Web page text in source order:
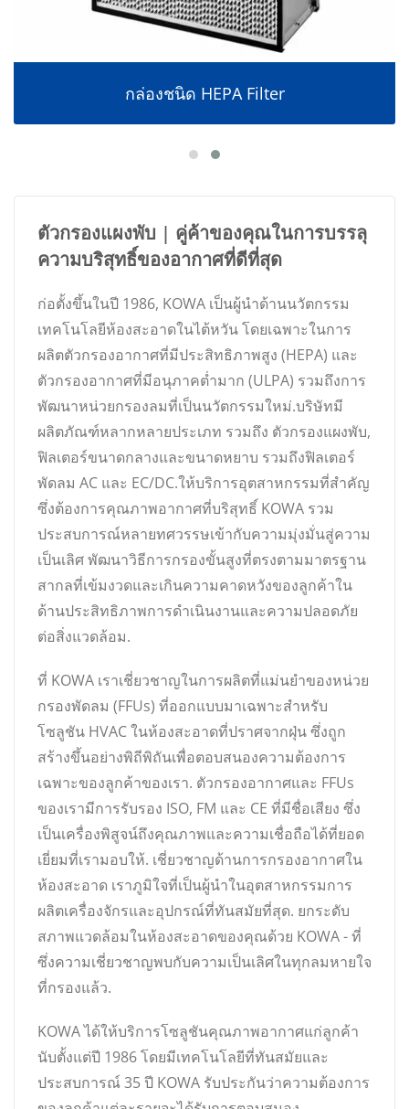
กล่องชนิด HEPA Filter
ตัวกรองแผงพับ | คู่ค้าของคุณในการบรรลุ
ความบริสุทธิ์ของอากาศที่ดีที่สุด
ก่อตั้งขึ้นในปี 1986, KOWA เป็นผู้นำด้านนวัตกรรม
เทคโนโลยีห้องสะอาดในไต้หวัน โดยเฉพาะในการ
ผลิตตัวกรองอากาศที่มีประสิทธิภาพสูง (HEPA) และ
ตัวกรองอากาศที่มีอนุภาคต่ำมาก (ULPA) รวมถึงการ
พัฒนาหน่วยกรองลมที่เป็นนวัตกรรมใหม่.บริษัทมี
ผลิตภัณฑ์หลากหลายประเภท รวมถึง ตัวกรองแผงพับ,
ฟิลเตอร์ขนาดกลางและขนาดหยาบ รวมถึงฟิลเตอร์
พัดลม AC และ EC/DC.ให้บริการอุตสาหกรรมที่สำคัญ
ซึ่งต้องการคุณภาพอากาศที่บริสุทธิ์ KOWA รวม
ประสบการณ์หลายทศวรรษเข้ากับความมุ่งมั่นสู่ความ
เป็นเลิศ พัฒนาวิธีการกรองขั้นสูงที่ตรงตามมาตรฐาน
สากลที่เข้มงวดและเกินความคาดหวังของลูกค้าใน
ด้านประสิทธิภาพการดำเนินงานและความปลอดภัย
ต่อสิ่งแวดล้อม.
ที่ KOWA เราเชี่ยวชาญในการผลิตที่แม่นยำของหน่วย
กรองพัดลม (FFUs) ที่ออกแบบมาเฉพาะสำหรับ
โซลูชัน HVAC ในห้องสะอาดที่ปราศจากฝุ่น ซึ่งถูก
สร้างขึ้นอย่างพิถีพิถันเพื่อตอบสนองความต้องการ
เฉพาะของลูกค้าของเรา. ตัวกรองอากาศและ FFUs
ของเรามีการรับรอง ISO, FM และ CE ที่มีชื่อเสียง ซึ่ง
เป็นเครื่องพิสูจน์ถึงคุณภาพและความเชื่อถือได้ที่ยอด
เยี่ยมที่เรามอบให้. เชี่ยวชาญด้านการกรองอากาศใน
ห้องสะอาด เราภูมิใจที่เป็นผู้นำในอุตสาหกรรมการ
ผลิตเครื่องจักรและอุปกรณ์ที่ทันสมัยที่สุด. ยกระดับ
สภาพแวดล้อมในห้องสะอาดของคุณด้วย KOWA - ที่
ซึ่งความเชี่ยวชาญพบกับความเป็นเลิศในทุกลมหายใจ
ที่กรองแล้ว.
KOWA ได้ให้บริการโซลูชันคุณภาพอากาศแก่ลูกค้า
นับตั้งแต่ปี 1986 โดยมีเทคโนโลยีที่ทันสมัยและ
ประสบการณ์ 35 ปี KOWA รับประกันว่าความต้องการ